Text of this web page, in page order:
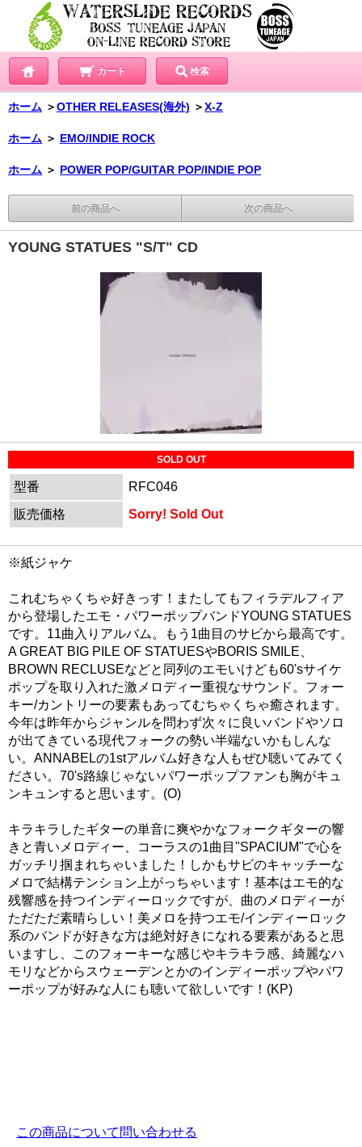
カート 検索
ホーム ＞OTHER RELEASES(海外) ＞X-Z
ホーム ＞ EMO/INDIE ROCK
ホーム ＞ POWER POP/GUITAR POP/INDIE POP
前の商品へ 次の商品へ
YOUNG STATUES "S/T" CD
SOLD OUT
型番
RFC046
販売価格
Sorry! Sold Out
※紙ジャケ
これむちゃくちゃ好きっす！またしてもフィラデルフィア
から登場したエモ・パワーポップバンドYOUNG STATUES
です。11曲入りアルバム。もう1曲目のサビから最高です。
A GREAT BIG PILE OF STATUESやBORIS SMILE、
BROWN RECLUSEなどと同列のエモいけども60'sサイケ
ポップを取り入れた激メロディー重視なサウンド。フォー
キー/カントリーの要素もあってむちゃくちゃ癒されます。
今年は昨年からジャンルを問わず次々に良いバンドやソロ
が出てきている現代フォークの勢い半端ないかもしんな
い。ANNABELの1stアルバム好きな人もぜひ聴いてみてく
ださい。70's路線じゃないパワーポップファンも胸がキュ
ンキュンすると思います。(O)
キラキラしたギターの単音に爽やかなフォークギターの響
きと青いメロディー、コーラスの1曲目"SPACIUM"で心を
ガッチリ掴まれちゃいました！しかもサビのキャッチーな
メロで結構テンション上がっちゃいます！基本はエモ的な
残響感を持つインディーロックですが、曲のメロディーが
ただただ素晴らしい！美メロを持つエモ/インディーロック
系のバンドが好きな方は絶対好きになれる要素があると思
いますし、このフォーキーな感じやキラキラ感、綺麗なハ
モリなどからスウェーデンとかのインディーポップやパワ
ーポップが好みな人にも聴いて欲しいです！(KP)
この商品について問い合わせる